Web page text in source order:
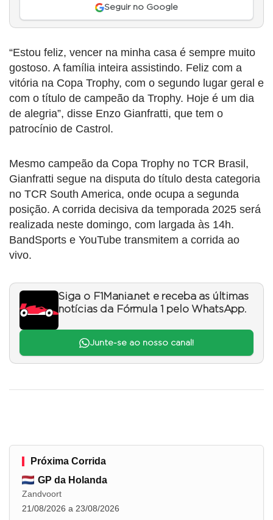
Seguir no Google
“Estou feliz, vencer na minha casa é sempre muito
gostoso. A família inteira assistindo. Feliz com a
vitória na Copa Trophy, com o segundo lugar geral e
com o título de campeão da Trophy. Hoje é um dia
de alegria”, disse Enzo Gianfratti, que tem o
patrocínio de Castrol.
Mesmo campeão da Copa Trophy no TCR Brasil,
Gianfratti segue na disputa do título desta categoria
no TCR South America, onde ocupa a segunda
posição. A corrida decisiva da temporada 2025 será
realizada neste domingo, com largada às 14h.
BandSports e YouTube transmitem a corrida ao
vivo.
Siga o F1Mania.net e receba as últimas
notícias da Fórmula 1 pelo WhatsApp.
Junte-se ao nosso canal!
Próxima Corrida
GP da Holanda
Zandvoort
21/08/2026 a 23/08/2026